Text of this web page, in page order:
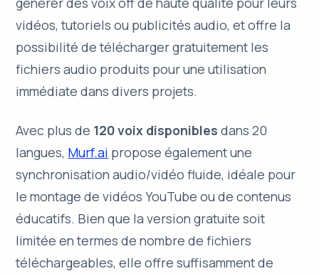
vidéos, tutoriels ou publicités audio, et offre la
possibilité de télécharger gratuitement les
fichiers audio produits pour une utilisation
immédiate dans divers projets.
Avec plus de 120 voix disponibles dans 20
langues, Murf.ai propose également une
synchronisation audio/vidéo fluide, idéale pour
le montage de vidéos YouTube ou de contenus
éducatifs. Bien que la version gratuite soit
limitée en termes de nombre de fichiers
téléchargeables, elle offre suffisamment de